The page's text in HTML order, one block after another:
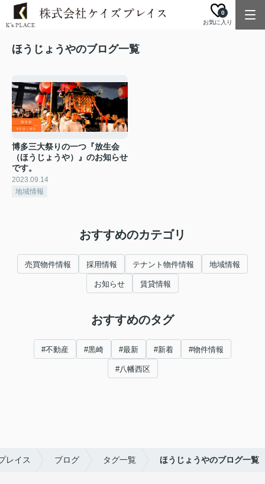
お気に入り
0
ほうじょうやのブログ一覧
博多三大祭りの一つ『放生会
（ほうじょうや）』のお知らせ
です。
2023.09.14
地域情報
おすすめのカテゴリ
売買物件情報 採用情報 テナント物件情報 地域情報
お知らせ 賃貸情報
おすすめのタグ
#不動産 #黒崎 #最新 #新着 #物件情報
#八幡西区
レイス ブログ タグ一覧 ほうじょうやのブログ一覧